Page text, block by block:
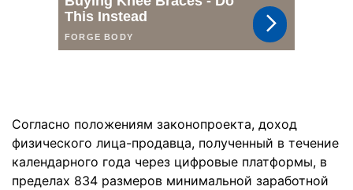
Согласно положениям законопроекта, доход
физического лица-продавца, полученный в течение
календарного года через цифровые платформы, в
пределах 834 размеров минимальной заработной